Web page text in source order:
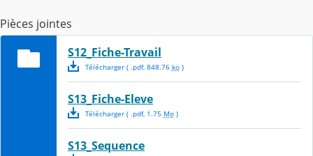
Pièces jointes
S12_Fiche-Travail
Télécharger( .pdf, 848.76 ko)
S13_Fiche-Eleve
Télécharger( .pdf, 1.75 Mo)
S13_Sequence